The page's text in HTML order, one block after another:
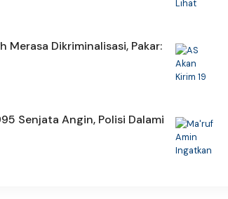
Merasa Dikriminalisasi, Pakar:
Senjata Angin, Polisi Dalami